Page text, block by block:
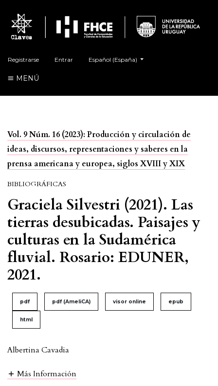
Registrarse Entrar Español (España)
MENÚ
Vol. 9 Núm. 16 (2023): Producción y circulación de
ideas, discursos, representaciones y saberes en la
prensa americana y europea, siglos XVIII y XIX
BIBLIOGRÁFICAS
Graciela Silvestri (2021). Las
tierras desubicadas. Paisajes y
culturas en la Sudamérica
fluvial. Rosario: EDUNER,
2021.
pdf pdf (AmeliCA) visor online epub
html
Albertina Cavadia
Más Información